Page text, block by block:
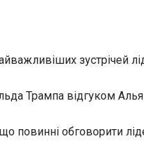
зустрічей
Трампа відгуком
повинні обговорити